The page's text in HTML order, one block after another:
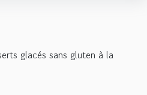
glacés sans gluten à la